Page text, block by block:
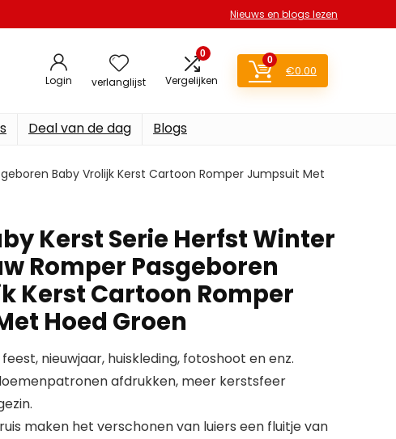
Nieuws en blogs lezen
Login verlanglijst
0
Vergelijken
0
€0.00
Deal van de dag Blogs
Baby Vrolijk Kerst Cartoon Romper Jumpsuit Met
Kerst Serie Herfst Winter
Romper Pasgeboren
Kerst Cartoon Romper
Hoed Groen
nieuwjaar, huiskleding, fotoshoot en enz.
afdrukken, meer kerstsfeer
maken het verschonen van luiers een fluitje van